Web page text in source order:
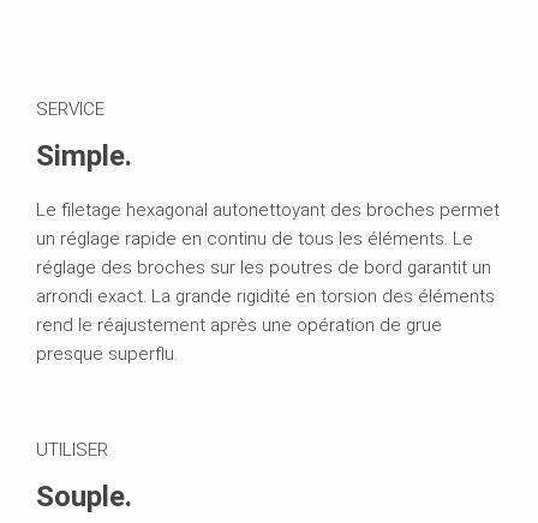
SERVICE
Simple.
Le filetage hexagonal autonettoyant des broches permet
un réglage rapide en continu de tous les éléments. Le
réglage des broches sur les poutres de bord garantit un
arrondi exact. La grande rigidité en torsion des éléments
rend le réajustement après une opération de grue
presque superflu.
UTILISER
Souple.